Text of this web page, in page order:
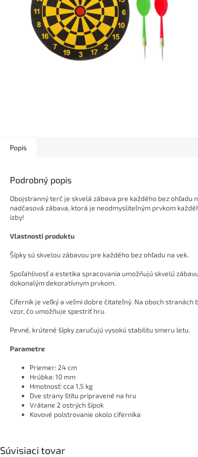
Popis
Podrobný popis
Obojstranný terč je skvelá zábava pre každého bez ohľadu
nadčasová zábava, ktorá je neodmysliteľným prvkom
izby!
Vlastnosti produktu
Šípky sú skvelou zábavou pre každého bez ohľadu na vek.
Spoľahlivosť a estetika spracovania umožňujú skvelú
dokonalým dekoratívnym prvkom.
Ciferník je veľký a veľmi dobre čitateľný. Na oboch stranách
vzor, čo umožňuje spestriť hru.
Pevné, krútené šípky zaručujú vysokú stabilitu smeru letu.
Parametre
Priemer: 24 cm
Hrúbka: 10 mm
Hmotnosť: cca 1,5 kg
Dve strany štítu pripravené na hru
Vrátane 2 ostrých šípok
Kovové polstrovanie okolo ciferníka
Súvisiaci tovar